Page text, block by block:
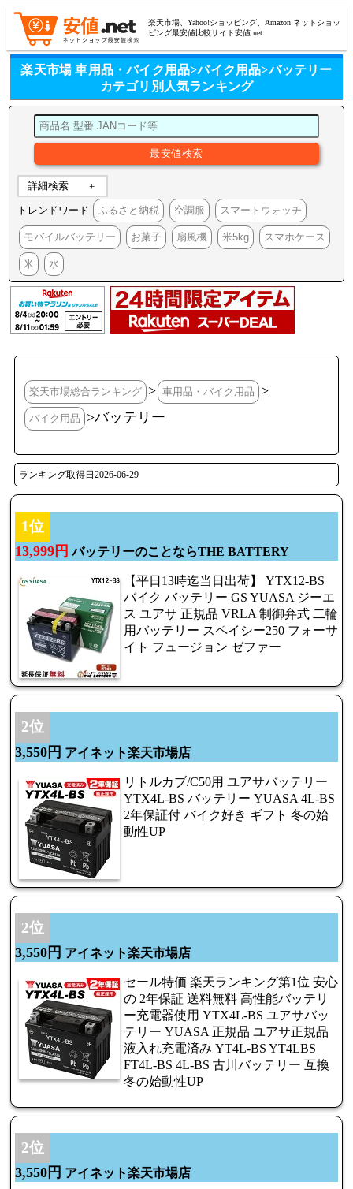
楽天市場、Yahoo!ショッピング、Amazon ネットショッ
ピング最安値比較サイト安値.net
楽天市場 車用品・バイク用品>バイク用品>バッテリー
カテゴリ別人気ランキング
詳細検索
トレンドワード ふるさと納税 空調服 スマートウォッチ
モバイルバッテリー お菓子 扇風機 米5kg スマホケース
米 水
楽天市場総合ランキング > 車用品・バイク用品 >
バイク用品 >バッテリー
ランキング取得日2026-06-29
1位
13,999円 バッテリーのことならTHE BATTERY
【平日13時迄当日出荷】 YTX12-BS
バイク バッテリー GS YUASA ジーエ
ス ユアサ 正規品 VRLA 制御弁式 二輪
用バッテリー スペイシー250 フォーサ
イト フュージョン ゼファー
2位
3,550円 アイネット楽天市場店
リトルカブ/C50用 ユアサバッテリー
YTX4L-BS バッテリー YUASA 4L-BS
2年保証付 バイク好き ギフト 冬の始
動性UP
2位
3,550円 アイネット楽天市場店
セール特価 楽天ランキング第1位 安心
の 2年保証 送料無料 高性能バッテリ
ー充電器使用 YTX4L-BS ユアサバッ
テリー YUASA 正規品 ユアサ正規品
液入れ充電済み YT4L-BS YT4LBS
FT4L-BS 4L-BS 古川バッテリー 互換
冬の始動性UP
2位
3,550円 アイネット楽天市場店